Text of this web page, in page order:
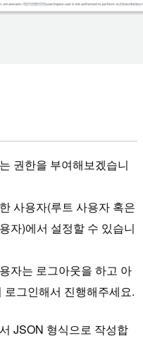
권한을 부여해보겠습니
사용자(루트 사용자 혹은
자)에서 설정할 수 있습니
자는 로그아웃을 하고 아
그인해서 진행해주세요.
JSON 형식으로 작성합